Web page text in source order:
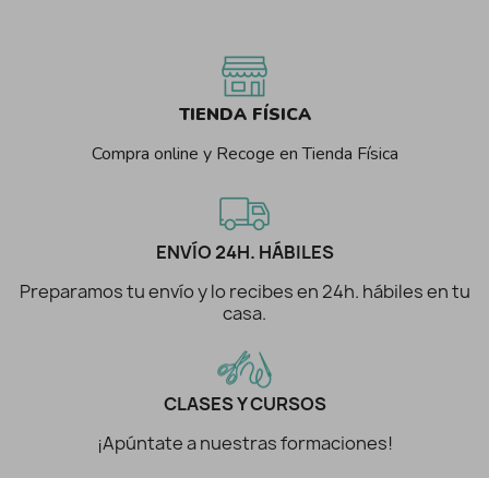
TIENDA FÍSICA
Compra online y Recoge en Tienda Física
ENVÍO 24H. HÁBILES
Preparamos tu envío y lo recibes en 24h. hábiles en tu
casa.
CLASES Y CURSOS
¡Apúntate a nuestras formaciones!